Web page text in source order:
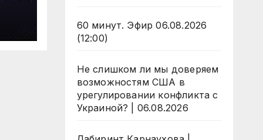
60 минут. Эфир 06.08.2026
(12:00)
Не слишком ли мы доверяем
возможностям США в
урегулировании конфликта с
Украиной? | 06.08.2026